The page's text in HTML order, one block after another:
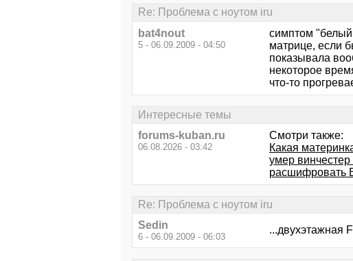
Re: Проблема с ноутом iru
bat4nout
5 - 06.09.2009 - 04:50
симптом "белый
матрице, если
показывала
некоторое
что-то
Интересные темы
forums-kuban.ru
06.08.2026 - 03:42
Смотри также:
Какая
умер винчестер
расшифровать
Re: Проблема с ноутом iru
Sedin
6 - 06.09.2009 - 06:03
...двухэтажная